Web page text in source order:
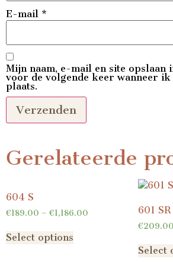
E-mail *
Mijn naam, e-mail en site opslaan
voor de volgende keer wanneer ik
plaats.
Gerelateerde
604 S
€189.00 – €1,186.00
Select options
601 SR
€209.00
Select